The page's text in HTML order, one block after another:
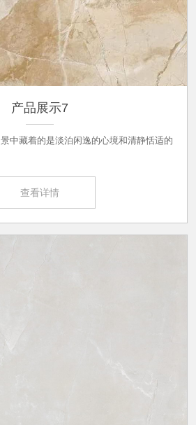
产品展示7
中藏着的是淡泊闲逸的心境和清静恬适的
查看详情